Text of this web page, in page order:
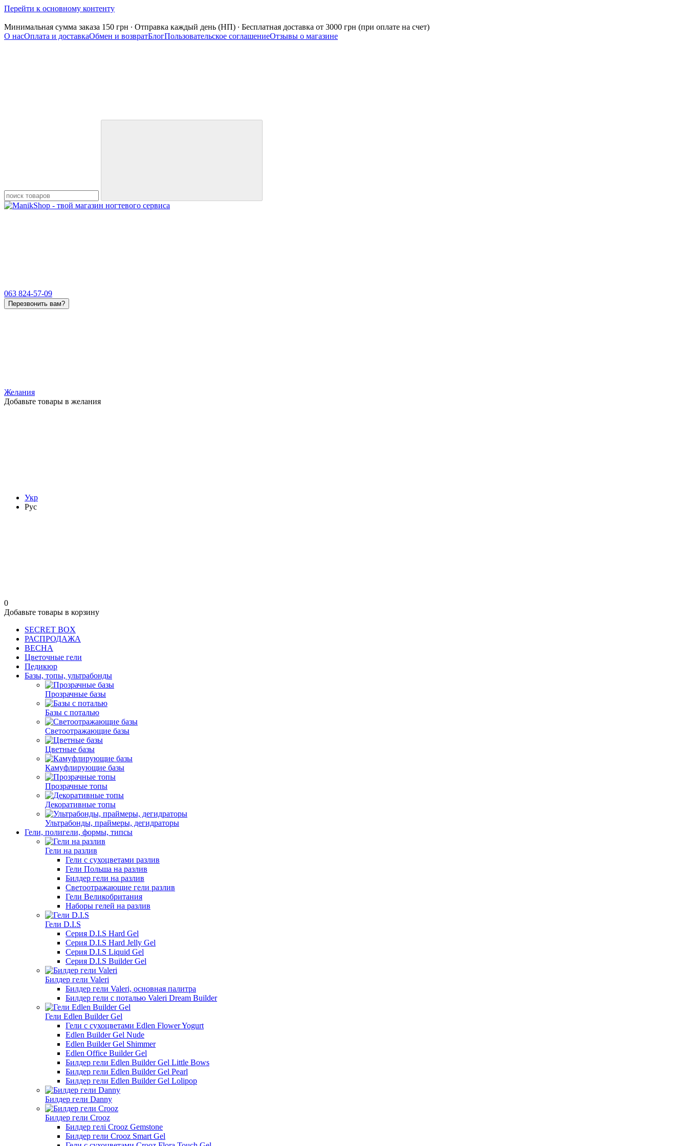
Перейти к основному контенту
Минимальная сумма заказа 150 грн ∙ Отправка каждый день (НП) ∙ Бесплатная доставка от 3000 грн (при оплате на счет)
О насОплата и доставкаОбмен и возвратБлогПользовательское соглашениеОтзывы о магазине
063 824-57-09
Перезвонить вам?
Желания
Добавьте товары в желания
Укр
Рус
0
Добавьте товары в корзину
SECRET BOX
РАСПРОДАЖА
ВЕСНА
Цветочные гели
Педикюр
Базы, топы, ультрабонды
Прозрачные базы
Базы с поталью
Светоотражающие базы
Цветные базы
Камуфлирующие базы
Прозрачные топы
Декоративные топы
Ультрабонды, праймеры, дегидраторы
Гели, полигели, формы, типсы
Гели на разлив
Гели с сухоцветами разлив
Гели Польша на разлив
Билдер гели на разлив
Светоотражающие гели разлив
Гели Великобритания
Наборы гелей на разлив
Гели D.I.S
Серия D.I.S Hard Gel
Серия D.I.S Hard Jelly Gel
Серия D.I.S Liquid Gel
Серия D.I.S Builder Gel
Билдер гели Valeri
Билдер гели Valeri, основная палитра
Билдер гели с поталью Valeri Dream Builder
Гели Edlen Builder Gel
Гели с сухоцветами Edlen Flower Yogurt
Edlen Builder Gel Nude
Edlen Builder Gel Shimmer
Edlen Office Builder Gel
Билдер гели Edlen Builder Gel Little Bows
Билдер гели Edlen Builder Gel Pearl
Билдер гели Edlen Builder Gel Lolipop
Билдер гели Danny
Билдер гели Crooz
Билдер гелі Crooz Gemstone
Билдер гели Crooz Smart Gel